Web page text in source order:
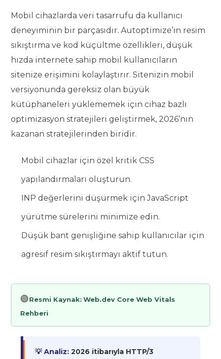
Mobil cihazlarda veri tasarrufu da kullanıcı
deneyiminin bir parçasıdır. Autoptimize’ın resim
sıkıştırma ve kod küçültme özellikleri, düşük
hızda internete sahip mobil kullanıcıların
sitenize erişimini kolaylaştırır. Sitenizin mobil
versiyonunda gereksiz olan büyük
kütüphaneleri yüklememek için cihaz bazlı
optimizasyon stratejileri geliştirmek, 2026’nın
kazanan stratejilerinden biridir.
Mobil cihazlar için özel kritik CSS
yapılandırmaları oluşturun.
INP değerlerini düşürmek için JavaScript
yürütme sürelerini minimize edin.
Düşük bant genişliğine sahip kullanıcılar için
agresif resim sıkıştırmayı aktif tutun.
🟢Resmi Kaynak: Web.dev Core Web Vitals
Rehberi
💡 Analiz: 2026 itibarıyla HTTP/3